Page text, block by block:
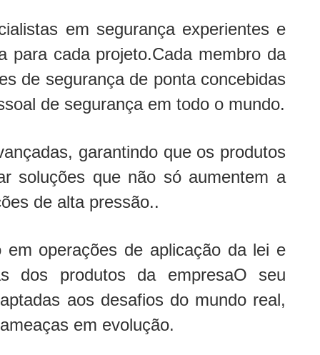
em segurança experientes e
para cada projeto.Cada membro da
de segurança de ponta concebidas
de segurança em todo o mundo.
garantindo que os produtos
soluções que não só aumentem a
de alta pressão..
operações de aplicação da lei e
dos produtos da empresaO seu
aos desafios do mundo real,
em evolução.